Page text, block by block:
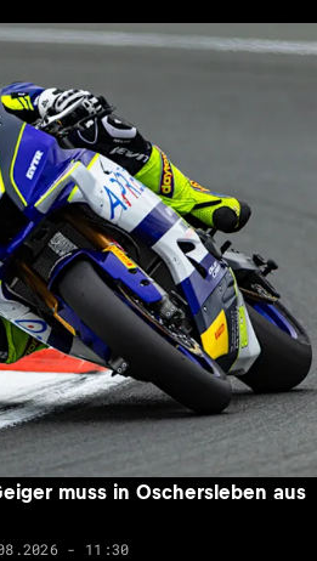
muss in Oschersleben aus
- 11:30